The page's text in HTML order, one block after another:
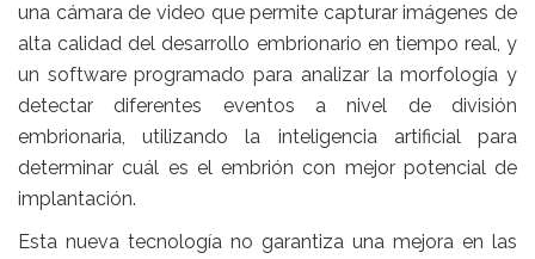
una cámara de video que permite capturar imágenes de
alta calidad del desarrollo embrionario en tiempo real, y
un software programado para analizar la morfología y
detectar diferentes eventos a nivel de división
embrionaria, utilizando la inteligencia artificial para
determinar cuál es el embrión con mejor potencial de
implantación.
Esta nueva tecnología no garantiza una mejora en las